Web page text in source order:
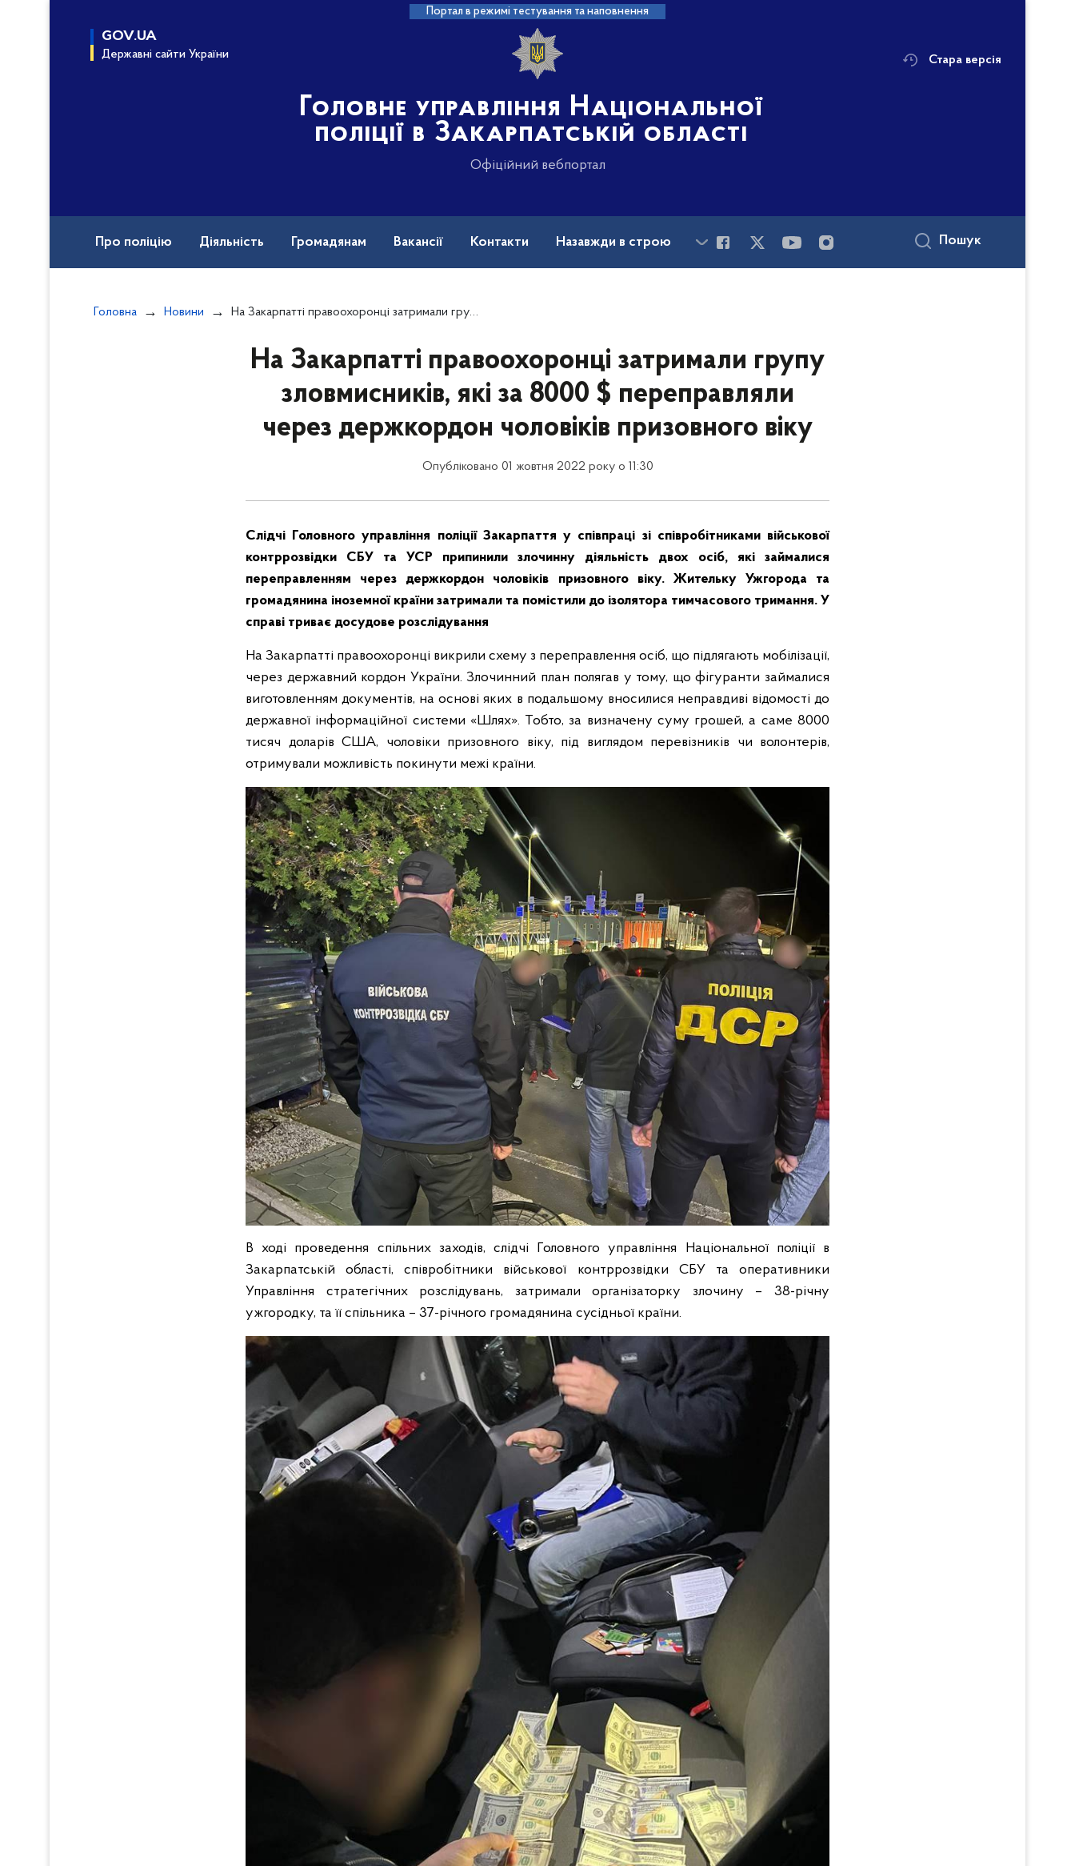
Портал в режимі тестування та наповнення
GOV.UA
Державні сайти України
Головне управління Національної
поліції в Закарпатській області
Офіційний вебпортал
Стара версія
Про поліцію Діяльність Громадянам Вакансії Контакти Назавжди в строю Пошук
Головна Новини На Закарпатті правоохоронці затримали групу зловмисників, які за 8000 $ переправляли через держкордон чоловіків призовного віку
На Закарпатті правоохоронці затримали групу
зловмисників, які за 8000 $ переправляли
через держкордон чоловіків призовного віку
Опубліковано 01 жовтня 2022 року о 11:30
Слідчі Головного управління поліції Закарпаття у співпраці зі співробітниками військової
контррозвідки СБУ та УСР припинили злочинну діяльність двох осіб, які займалися
переправленням через держкордон чоловіків призовного віку. Жительку Ужгорода та
громадянина іноземної країни затримали та помістили до ізолятора тимчасового тримання. У
справі триває досудове розслідування
На Закарпатті правоохоронці викрили схему з переправлення осіб, що підлягають мобілізації,
через державний кордон України. Злочинний план полягав у тому, що фігуранти займалися
виготовленням документів, на основі яких в подальшому вносилися неправдиві відомості до
державної інформаційної системи «Шлях». Тобто, за визначену суму грошей, а саме 8000
тисяч доларів США, чоловіки призовного віку, під виглядом перевізників чи волонтерів,
отримували можливість покинути межі країни.
В ході проведення спільних заходів, слідчі Головного управління Національної поліції в
Закарпатській області, співробітники військової контррозвідки СБУ та оперативники
Управління стратегічних розслідувань, затримали організаторку злочину – 38-річну
ужгородку, та її спільника – 37-річного громадянина сусідньої країни.